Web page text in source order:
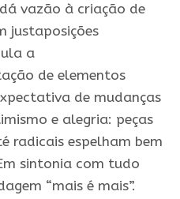
vazão à criação de
justaposições
a
de elementos
de mudanças
e alegria: peças
radicais espelham bem
sintonia com tudo
“mais é mais”.